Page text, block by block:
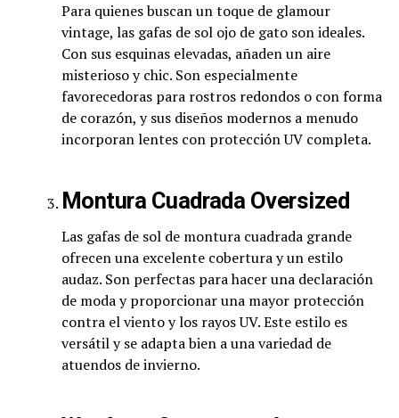
Para quienes buscan un toque de glamour
vintage, las gafas de sol ojo de gato son ideales.
Con sus esquinas elevadas, añaden un aire
misterioso y chic. Son especialmente
favorecedoras para rostros redondos o con forma
de corazón, y sus diseños modernos a menudo
incorporan lentes con protección UV completa.
Montura Cuadrada Oversized
Las gafas de sol de montura cuadrada grande
ofrecen una excelente cobertura y un estilo
audaz. Son perfectas para hacer una declaración
de moda y proporcionar una mayor protección
contra el viento y los rayos UV. Este estilo es
versátil y se adapta bien a una variedad de
atuendos de invierno.